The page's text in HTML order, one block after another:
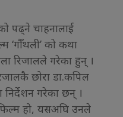
पढ्ने चाहनालाई
‘गौँथली’ को कथा
रिजालले गरेका हुन् ।
छोरा डा.कपिल
निर्देशन गरेका छन् ।
फिल्म हो, यसअघि उनले